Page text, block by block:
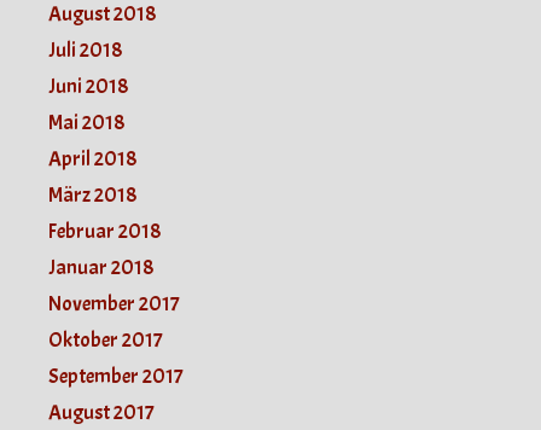
August 2018
Juli 2018
Juni 2018
Mai 2018
April 2018
März 2018
Februar 2018
Januar 2018
November 2017
Oktober 2017
September 2017
August 2017